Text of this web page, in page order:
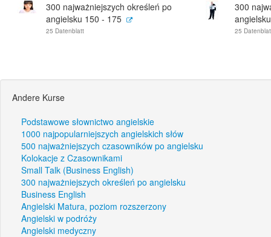
300 najważniejszych określeń po
angielsku 150 - 175
25 Datenblatt
300
25
Andere Kurse
Podstawowe słownictwo angielskie
1000 najpopularniejszych angielskich słów
500 najważniejszych czasowników po angielsku
Kolokacje z Czasownikami
Small Talk (Business English)
300 najważniejszych określeń po angielsku
Business English
Angielski Matura, poziom rozszerzony
Angielski w podróży
Angielski medyczny